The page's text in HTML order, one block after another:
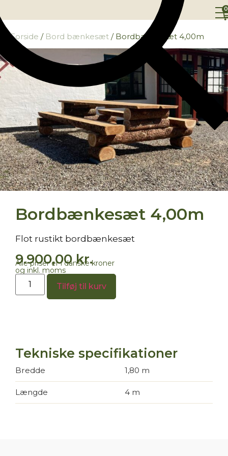
0
Forside / Bord bænkesæt / Bordbænkesæt 4,00m
Bordbænkesæt 4,00m
Flot rustikt bordbænkesæt
9.900,00kr.
Alle priser er i danske kroner
og inkl. moms
Tilføj til kurv
Tekniske specifikationer
Bredde 1,80 m
Længde 4 m